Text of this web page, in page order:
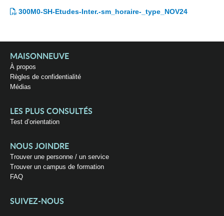
300M0-SH-Etudes-Inter.-sm_horaire-_type_NOV24
MAISONNEUVE
À propos
Règles de confidentialité
Médias
LES PLUS CONSULTÉS
Test d’orientation
NOUS JOINDRE
Trouver une personne / un service
Trouver un campus de formation
FAQ
SUIVEZ-NOUS